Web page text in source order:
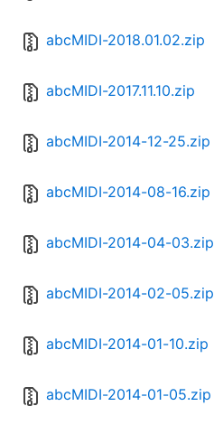
abcMIDI-2018.01.02.zip
abcMIDI-2017.11.10.zip
abcMIDI-2014-12-25.zip
abcMIDI-2014-08-16.zip
abcMIDI-2014-04-03.zip
abcMIDI-2014-02-05.zip
abcMIDI-2014-01-10.zip
abcMIDI-2014-01-05.zip